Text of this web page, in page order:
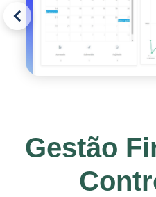
Gestão